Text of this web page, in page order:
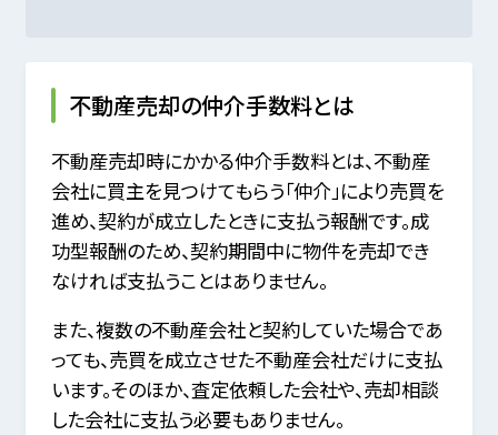
不動産売却の仲介手数料とは
不動産売却時にかかる仲介手数料とは、不動産
会社に買主を見つけてもらう「仲介」により売買を
進め、契約が成立したときに支払う報酬です。成
功型報酬のため、契約期間中に物件を売却でき
なければ支払うことはありません。
また、複数の不動産会社と契約していた場合であ
っても、売買を成立させた不動産会社だけに支払
います。そのほか、査定依頼した会社や、売却相談
した会社に支払う必要もありません。